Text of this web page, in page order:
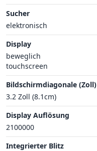
Sucher
elektronisch
Display
beweglich
touchscreen
Bildschirmdiagonale (Zoll)
3.2 Zoll (8.1cm)
Display Auflösung
2100000
Integrierter Blitz